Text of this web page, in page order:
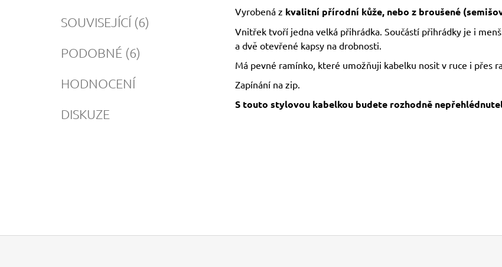
SOUVISEJÍCÍ (6)
PODOBNÉ (6)
HODNOCENÍ
DISKUZE
Vyrobená z kvalitní přírodní kůže, nebo z broušené
Vnitřek tvoří jedna velká přihrádka. Součástí přihrádky je i
a dvě otevřené kapsy na drobnosti.
Má pevné ramínko, které umožňuji kabelku nosit v ruce i přes
Zapínání na zip.
S touto stylovou kabelkou budete rozhodně